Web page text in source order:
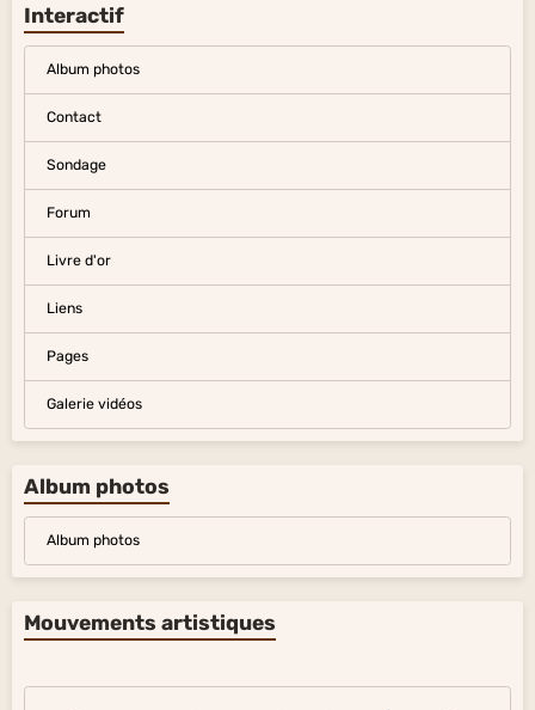
Interactif
Album photos
Contact
Sondage
Forum
Livre d'or
Liens
Pages
Galerie vidéos
Album photos
Album photos
Mouvements artistiques